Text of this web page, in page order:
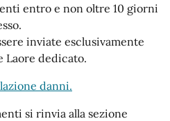
entro e non oltre 10 giorni
inviate esclusivamente
Laore dedicato.
danni.
si rinvia alla sezione